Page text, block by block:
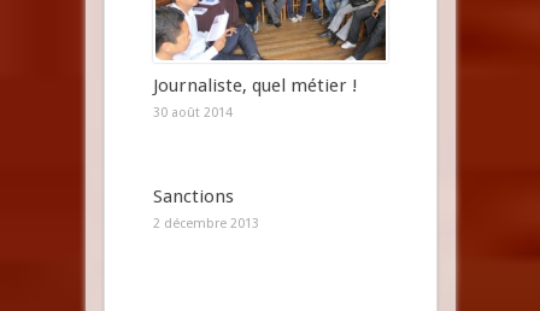
Journaliste, quel métier !
30 août 2014
Sanctions
2 décembre 2013